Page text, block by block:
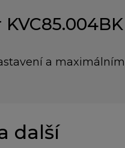
a
další